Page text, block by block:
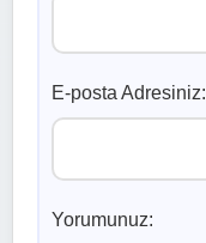
E-posta Adresiniz:
Yorumunuz: